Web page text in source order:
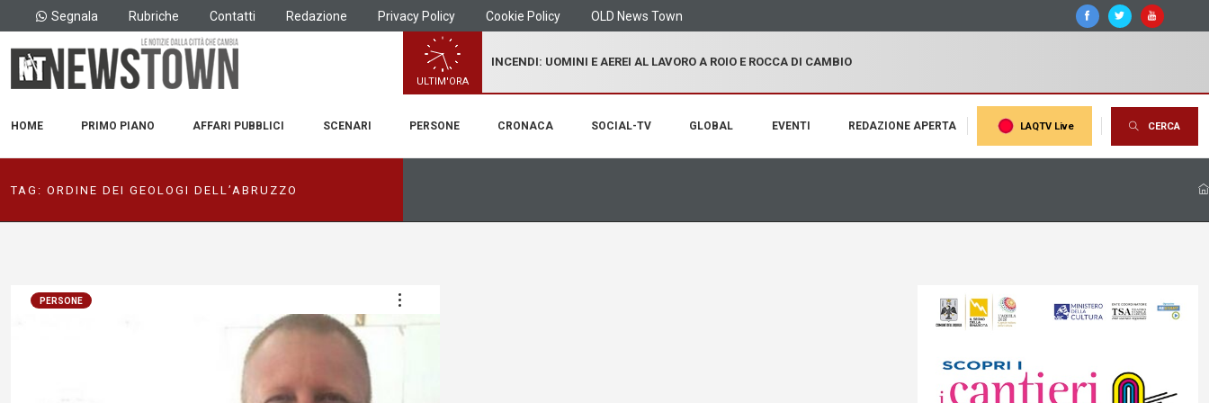
Segnala Rubriche Contatti Redazione Privacy Policy Cookie Policy OLD News Town
ULTIM'ORA
INCENDI: UOMINI E AEREI AL LAVORO A ROIO E ROCCA DI CAMBIO
HOME PRIMO PIANO AFFARI PUBBLICI SCENARI PERSONE CRONACA SOCIAL-TV GLOBAL EVENTI REDAZIONE APERTA LAQTV Live CERCA
TAG: ORDINE DEI GEOLOGI DELL’ABRUZZO
PERSONE